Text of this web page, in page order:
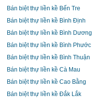
Bán biệt thự liền kề Bến Tre
Bán biệt thự liền kề Bình Định
Bán biệt thự liền kề Bình Dương
Bán biệt thự liền kề Bình Phước
Bán biệt thự liền kề Bình Thuận
Bán biệt thự liền kề Cà Mau
Bán biệt thự liền kề Cao Bằng
Bán biệt thự liền kề Đắk Lắk